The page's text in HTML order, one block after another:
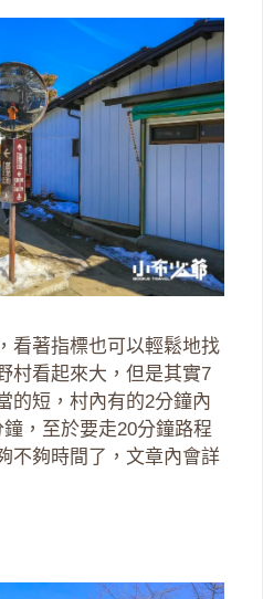
看著指標也可以輕鬆地找
村看起來大，但是其實7
的短，村內有的2分鐘內
，至於要走20分鐘路程
不夠時間了，文章內會詳